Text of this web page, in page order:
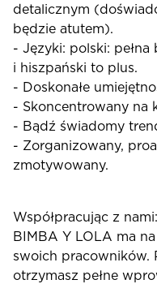
detalicznym
będzie atutem).
- Języki: polski:
i hiszpański to plus.
- Doskonałe
- Skoncentrowany na
- Bądź świadomy
- Zorganizowany,
zmotywowany.
Współpracując z nami:
BIMBA Y LOLA ma
swoich pracowników.
otrzymasz pełne